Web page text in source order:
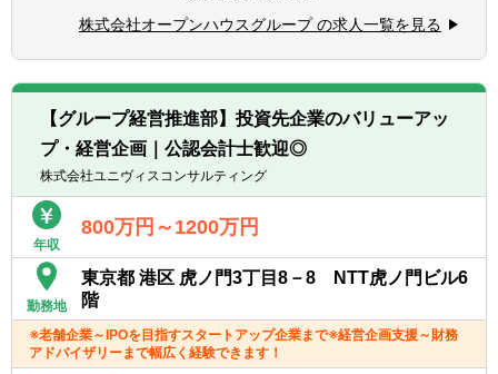
支え、経営直下の部門にて、スタートしたば
かりの組織の中で仕組み自体を構築していく
面白さを味わうことができます。
■働き方：テレワーク、フレックス
・当社はテレワーク制度として、自宅での勤
務が可能なほか、所定の期間内で国内遠距離
での在宅勤務が可能、また一律10万円の手当
を支給し、生産性の高い働き方を支援してい
ます。
・時差出勤可能
■経営管理の実践として、単なる決算・会計
処理の対応にとどまらない、経営方針や取組
が身に着くと共に、将来的な業務の幅も広が
ります。
【職場の雰囲気】
者で構成されており、様々な経歴やスキルを
持つ専門家同士で高め合うことができる組織
です。
■リモートワークの活用で決算繁忙期の負担
ミュニケーションの深化を積極的に推奨して
います。
・財務諸表分析、市場調査、ビジネスDD等
【あれば尚可】
・会計、税務の知識（公認会計士、税理士
等）
・ビジネスレベルの英語力（目安：
TOEIC800以上）
【具体的には】
・案件発掘・ソーシング（国内外）
・持ち込み案件の初期判断
・案件の初期評価・分析
・社外専門家を巻き込んでのクロージングま
でのプロジェクトマネジメント
・経営層や社内会議体への報告・提案
・事業部やコーポレート部門などの社内各部
署との連携
同社は、売上高1.3兆円、時価総額1兆円を超
略を積極的に推進しています。
多数の案件持ち込みがある中、成長戦略を加
速させるべく、M&A・投資実行チームの陣容
株式会社オープンハウスグループ の求人一覧を見る
【グループ経営推進部】投資先企業のバリューアッ
プ・経営企画｜公認会計士歓迎◎
株式会社ユニヴィスコンサルティング
年収
800万円～1200万円
勤務地
東京都 港区 虎ノ門3丁目8－8 NTT虎ノ門ビル6
階
※老舗企業～IPOを目指すスタートアップ企業まで※経営企画支援～財務
アドバイザリーまで幅広く経験できます！